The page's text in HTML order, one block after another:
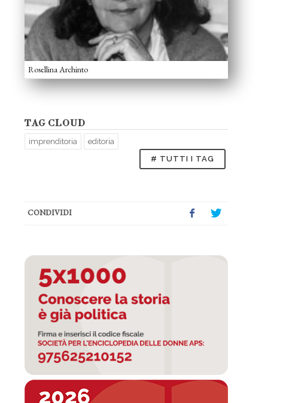
Rosellina Archinto
TAG CLOUD
imprenditoria
editoria
# TUTTI I TAG
CONDIVIDI